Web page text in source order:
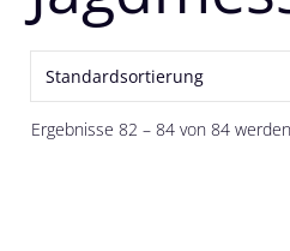
Ergebnisse 82 – 84 von 84